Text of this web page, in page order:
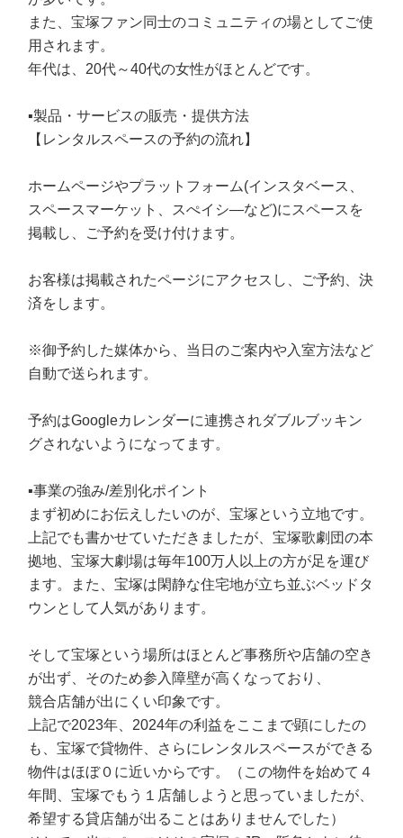
また、宝塚ファン同士のコミュニティの場としてご使
用されます。
年代は、20代～40代の女性がほとんどです。
▪️製品・サービスの販売・提供方法
【レンタルスペースの予約の流れ】
ホームページやプラットフォーム(インスタベース、
スペースマーケット、スぺイシ―など)にスペースを
掲載し、ご予約を受け付けます。
お客様は掲載されたページにアクセスし、ご予約、決
済をします。
※御予約した媒体から、当日のご案内や入室方法など
自動で送られます。
予約はGoogleカレンダーに連携されダブルブッキン
グされないようになってます。
▪️事業の強み/差別化ポイント
まず初めにお伝えしたいのが、宝塚という立地です。
上記でも書かせていただきましたが、宝塚歌劇団の本
拠地、宝塚大劇場は毎年100万人以上の方が足を運び
ます。また、宝塚は閑静な住宅地が立ち並ぶベッドタ
ウンとして人気があります。
そして宝塚という場所はほとんど事務所や店舗の空き
が出ず、そのため参入障壁が高くなっており、
競合店舗が出にくい印象です。
上記で2023年、2024年の利益をここまで顕にしたの
も、宝塚で貸物件、さらにレンタルスペースができる
物件はほぼ０に近いからです。（この物件を始めて４
年間、宝塚でもう１店舗しようと思っていましたが、
希望する貸店舗が出ることはありませんでした）